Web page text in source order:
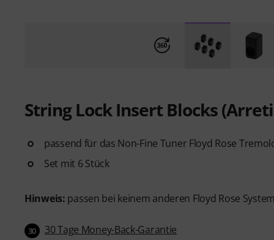
String Lock Insert Blocks
passend für das Non-Fine Tuner Floyd Rose
Set mit 6 Stück
Hinweis: passen bei keinem anderen Floyd Rose
30 30 Tage Money-Back-Garantie